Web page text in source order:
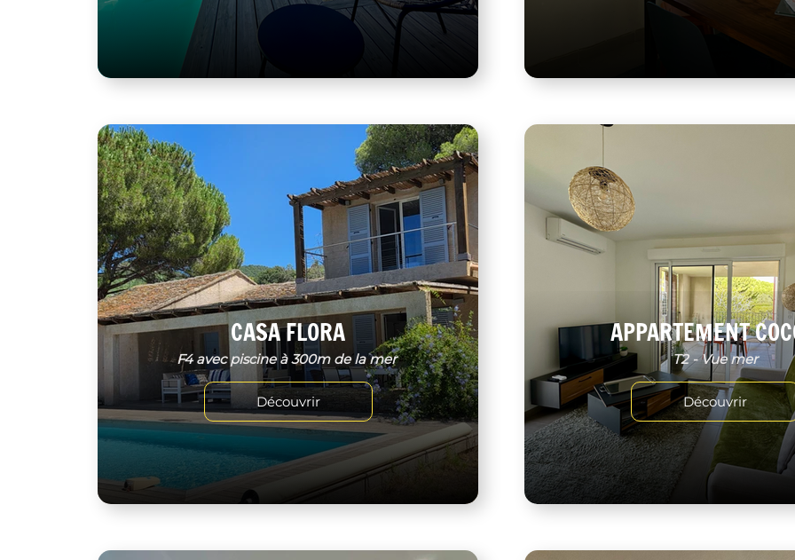
CASA FLORA
F4 avec piscine à 300m de la mer
Découvrir
APPARTEMENT
T2 - Vue mer
Découvrir